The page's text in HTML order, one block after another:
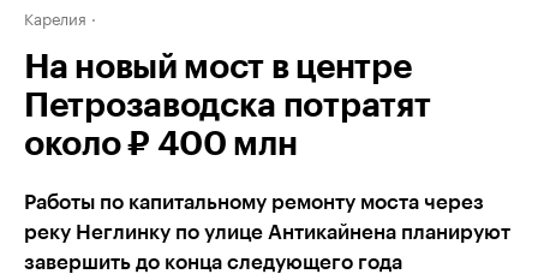
Карелия
На новый мост в центре
Петрозаводска потратят
около ₽ 400 млн
Работы по капитальному ремонту моста через
реку Неглинку по улице Антикайнена планируют
завершить до конца следующего года